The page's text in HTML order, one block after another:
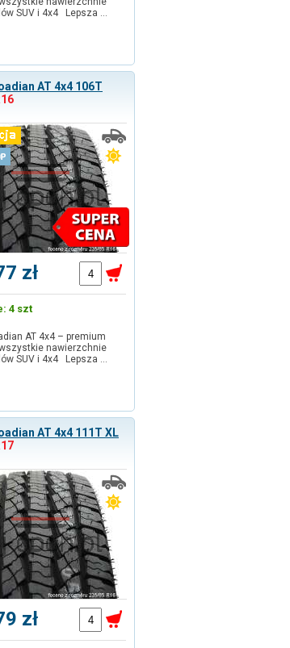
SUV i 4x4 Lepsza …
AT 4x4 106T
zł
4 szt
AT 4x4 – premium
nawierzchnie
SUV i 4x4 Lepsza …
AT 4x4 111T XL
zł